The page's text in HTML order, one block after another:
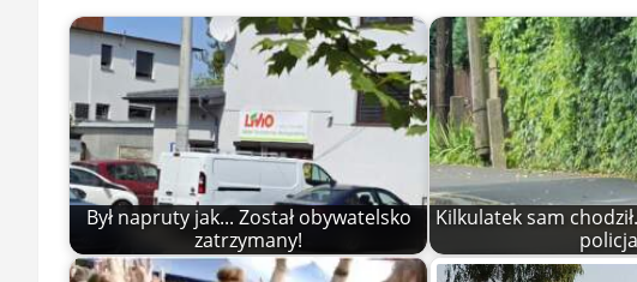
Był napruty jak... Został obywatelsko
zatrzymany!
Kilkulatek sam
policja